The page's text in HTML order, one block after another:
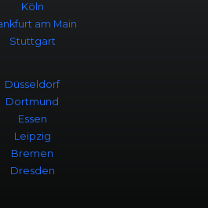
Köln
am Main
Stuttgart
Düsseldorf
Dortmund
Essen
Leipzig
Bremen
Dresden